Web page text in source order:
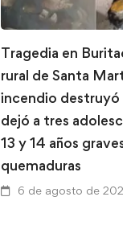
Tragedia en
rural de Santa
incendio destruyó
dejó a tres
13 y 14 años graves
quemaduras
6 de agosto de 2026